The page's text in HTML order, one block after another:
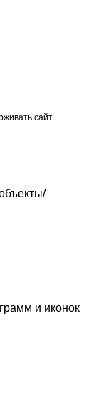
сайт
и иконок